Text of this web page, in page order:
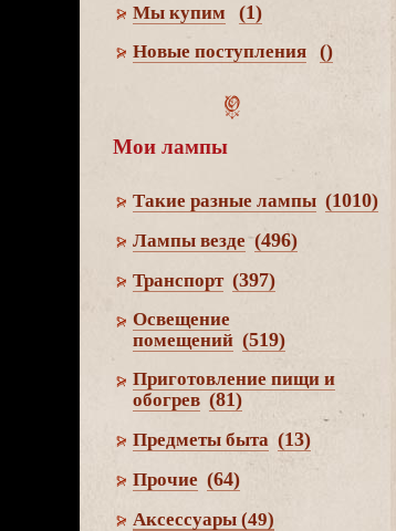
Мы купим (1)
Новые поступления ()
Мои лампы
Такие разные лампы (1010)
Лампы везде (496)
Транспорт (397)
Освещение
помещений (519)
Приготовление пищи и
обогре (81)
Предметы быта (13)
Прочие (64)
Аксессуары (49)